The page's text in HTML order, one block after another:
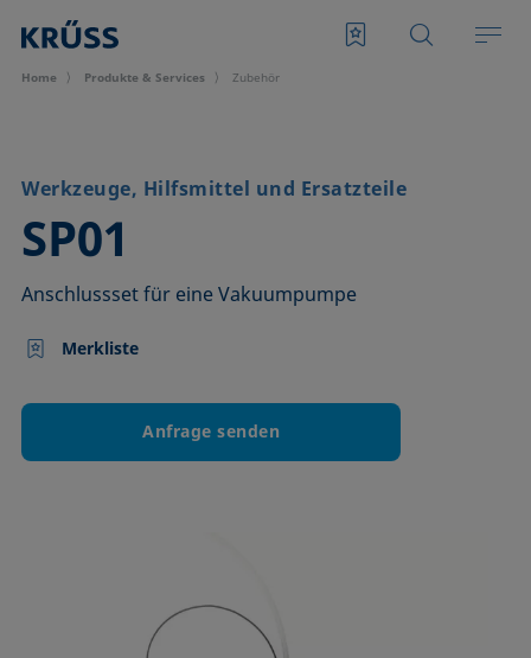
Home Produkte & Services Zubehör
Werkzeuge, Hilfsmittel und Ersatzteile
SP01
–
Anschlussset für eine Vakuumpumpe
Merkliste
Anfrage senden